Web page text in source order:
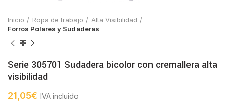
Inicio Ropa de trabajo
Alta Visibilidad
Forros Polares y Sudaderas
Serie 305701 Sudadera bicolor con cremallera alta
visibilidad
21,05€ IVA incluido